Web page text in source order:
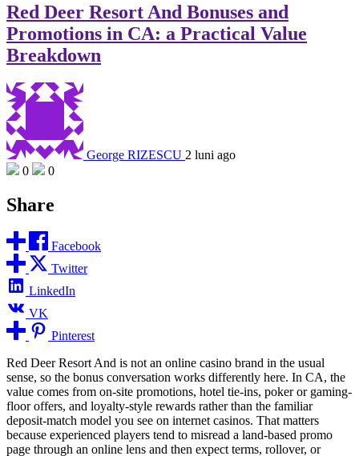
Red Deer Resort And Bonuses and
Promotions in CA: a Practical Value
Breakdown
George RIZESCU 2 luni ago
0
0
Share
Facebook
Twitter
LinkedIn
VK
Pinterest
Red Deer Resort And is not an online casino brand in the usual
sense, so the bonus conversation works differently here. In CA, the
value comes from on-site promotions, hotel tie-ins, poker or gaming-
floor offers, and loyalty-style rewards rather than the familiar
deposit-match model you see on internet casinos. That matters
because experienced players tend to misread a land-based promo
page through an online lens and then expect terms, rollover, or